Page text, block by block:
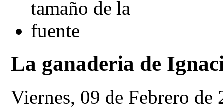
La ganaderia de
Viernes, 09 de Febrero de